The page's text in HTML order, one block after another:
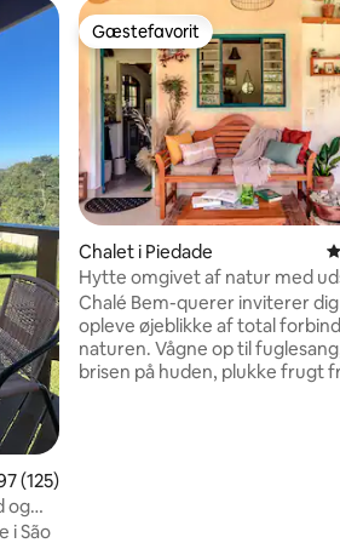
ud af 5 i gennemsnitlig bedømmelse,
(125)
og
i São
Gæstefavorit
Gæstefavorit
Chalet i Piedade
Hytte omgivet af natur med
skoven
Chalé Bem-querer inviterer
opleve øjeblikke af total
naturen. Vågne op til
brisen på huden, plukke frugt